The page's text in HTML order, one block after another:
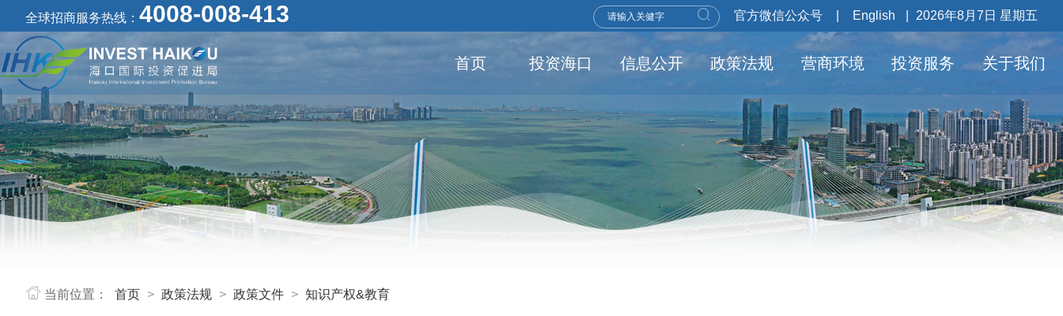
全球招商服务热线： 4008-008-413 官方微信公众号 English 2026年8月7日 星期五
首页 投资海口 信息公开 政策法规 营商环境 投资服务 关于我们
当前位置： 首页 > 政策法规 > 政策文件 > 知识产权&教育